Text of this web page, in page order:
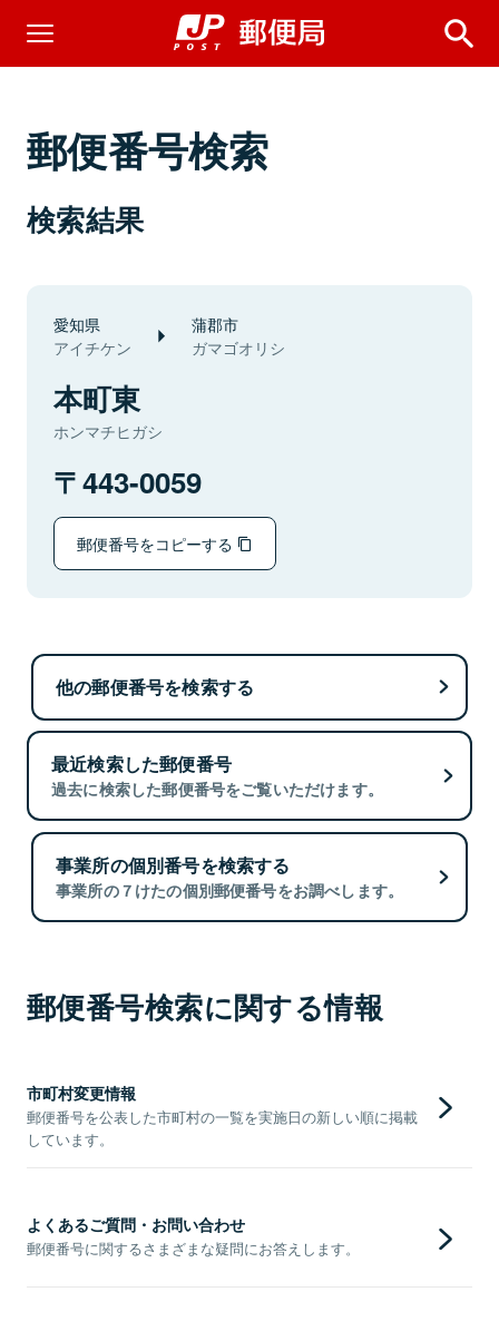
郵便番号検索
検索結果
愛知県
アイチケン
蒲郡市
ガマゴオリシ
本町東
ホンマチヒガシ
443-0059
郵便番号をコピーする
他の郵便番号を検索する
最近検索した郵便番号
過去に検索した郵便番号をご覧いただけます。
事業所の個別番号を検索する
事業所の７けたの個別郵便番号をお調べします。
郵便番号検索に関する情報
市町村変更情報
郵便番号を公表した市町村の一覧を実施日の新しい順に掲載
しています。
よくあるご質問・お問い合わせ
郵便番号に関するさまざまな疑問にお答えします。